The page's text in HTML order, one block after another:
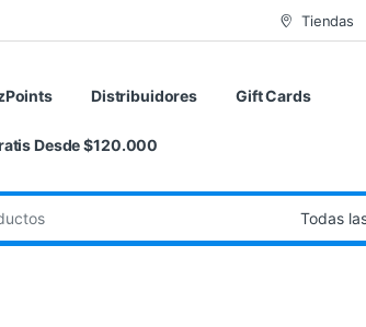
Tiendas
Distribuidores Gift Cards
Desde $120.000